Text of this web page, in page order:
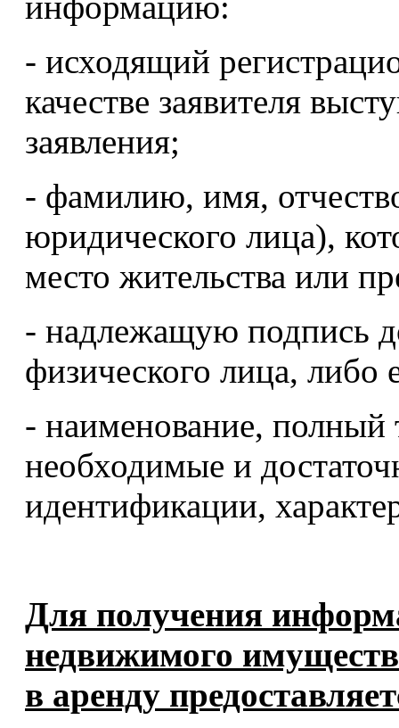
- исходящий
качестве заявителя
заявления;
- фамилию, имя,
юридического лица),
место жительства или
- надлежащую подпись
физического лица, либо
- наименование, полный
необходимые и
идентификации,
Для получения
недвижимого
в аренду